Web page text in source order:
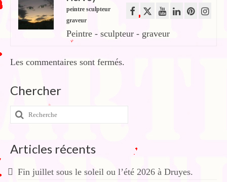
peintre sculpteur
graveur
Peintre - sculpteur - graveur
Les commentaires sont fermés.
Chercher
Rechercher
:
Articles récents
Fin juillet sous le soleil ou l’été 2026 à Druyes.